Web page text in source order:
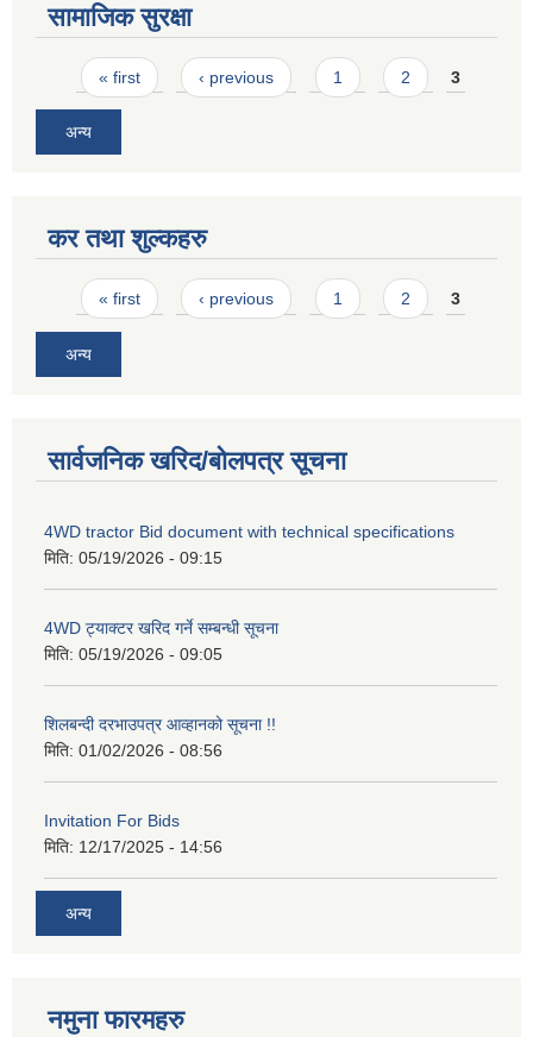
सामाजिक सुरक्षा
Pages
« first ‹ previous 1 2 3
अन्य
कर तथा शुल्कहरु
Pages
« first ‹ previous 1 2 3
अन्य
सार्वजनिक खरिद/बोलपत्र सूचना
4WD tractor Bid document with technical specifications
मिति: 05/19/2026 - 09:15
4WD ट्याक्टर खरिद गर्ने सम्बन्धी सूचना
मिति: 05/19/2026 - 09:05
शिलबन्दी दरभाउपत्र आव्हानको सूचना !!
मिति: 01/02/2026 - 08:56
Invitation For Bids
मिति: 12/17/2025 - 14:56
अन्य
नमुना फारमहरु